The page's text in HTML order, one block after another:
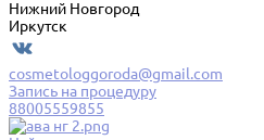
Нижний Новгород
Иркутск
cosmetologgoroda@gmail.com
Запись на процедуру
88005559855